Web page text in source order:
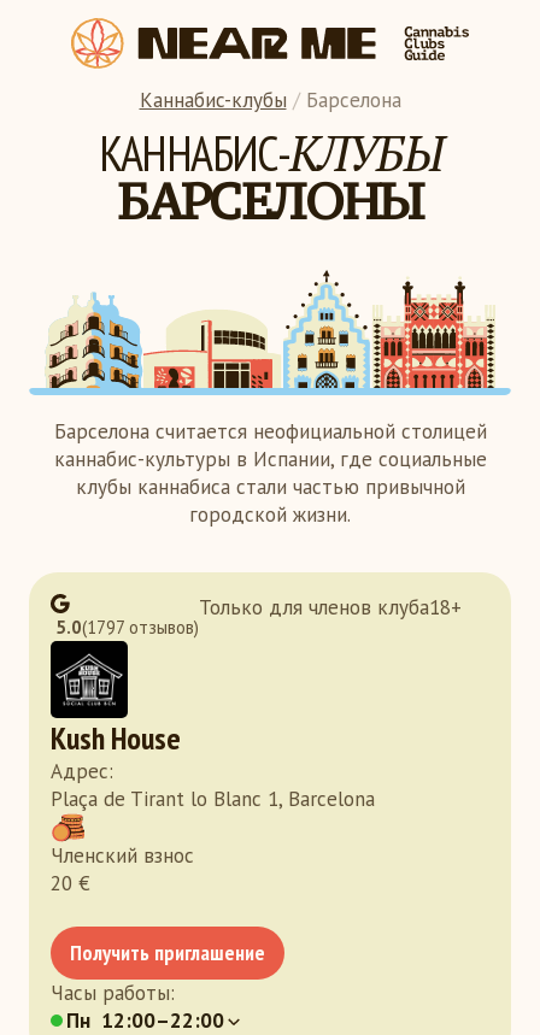
Каннабиc-клубы / Барселона
КАННАБИС-КЛУБЫ
БАРСЕЛОНЫ
Барселона считается неофициальной столицей
каннабис-культуры в Испании, где социальные
клубы каннабиса стали частью привычной
городской жизни.
5.0(1797 отзывов)
Только для членов клуба18+
Kush House
Адрес:
Plaça de Tirant lo Blanc 1, Barcelona
Членский взнос
20 €
Получить приглашение
Часы работы:
Пн 12:00–22:00